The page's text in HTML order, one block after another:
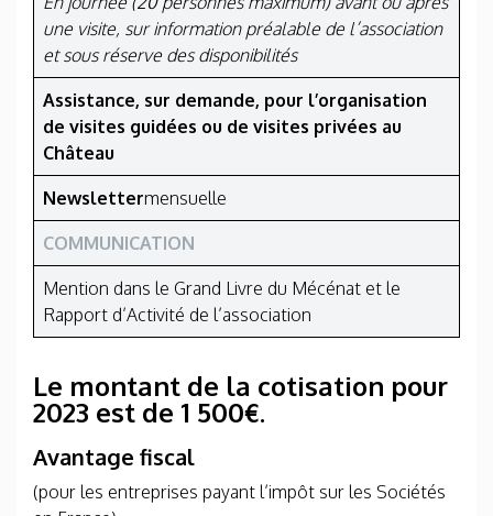
une visite, sur information préalable de l’association
et sous réserve des disponibilités
Assistance, sur demande, pour l’organisation
de visites guidées ou de visites privées au
Château
Newslettermensuelle
COMMUNICATION
Mention dans le Grand Livre du Mécénat et le
Rapport d’Activité de l’association
Le montant de la cotisation pour
2023 est de 1 500€.
Avantage fiscal
(pour les entreprises payant l’impôt sur les Sociétés